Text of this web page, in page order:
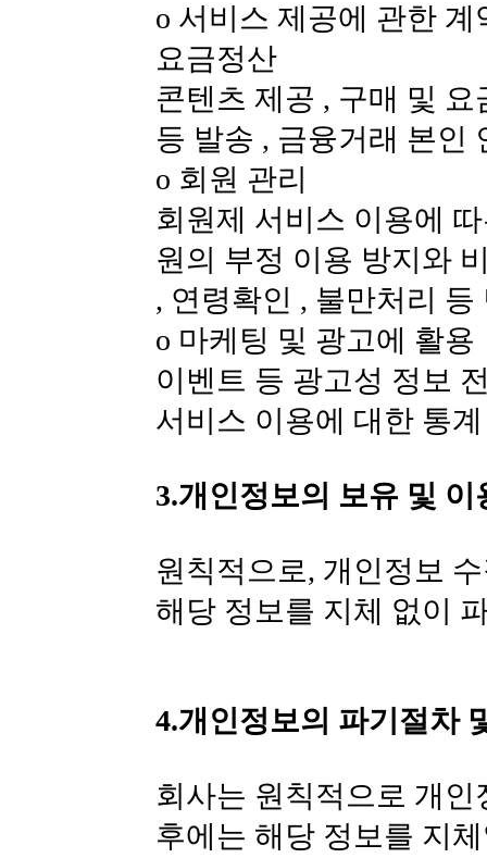
ο 서비스 제공에 관한
요금정산
콘텐츠 제공 , 구매 및
등 발송 , 금융거래 본인
ο 회원 관리
회원제 서비스 이용에
원의 부정 이용 방지와
, 연령확인 , 불만처리
ο 마케팅 및 광고에 활용
이벤트 등 광고성 정보
서비스 이용에 대한 통계
3.개인정보의 보유 및 이
원칙적으로, 개인정보
해당 정보를 지체 없이
4.개인정보의 파기절차
회사는 원칙적으로 개
후에는 해당 정보를 지